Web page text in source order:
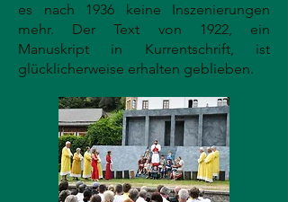
es nach 1936 keine Inszenierungen
mehr. Der Text von 1922, ein
Manuskript in Kurrentschrift, ist
glücklicherweise erhalten geblieben.